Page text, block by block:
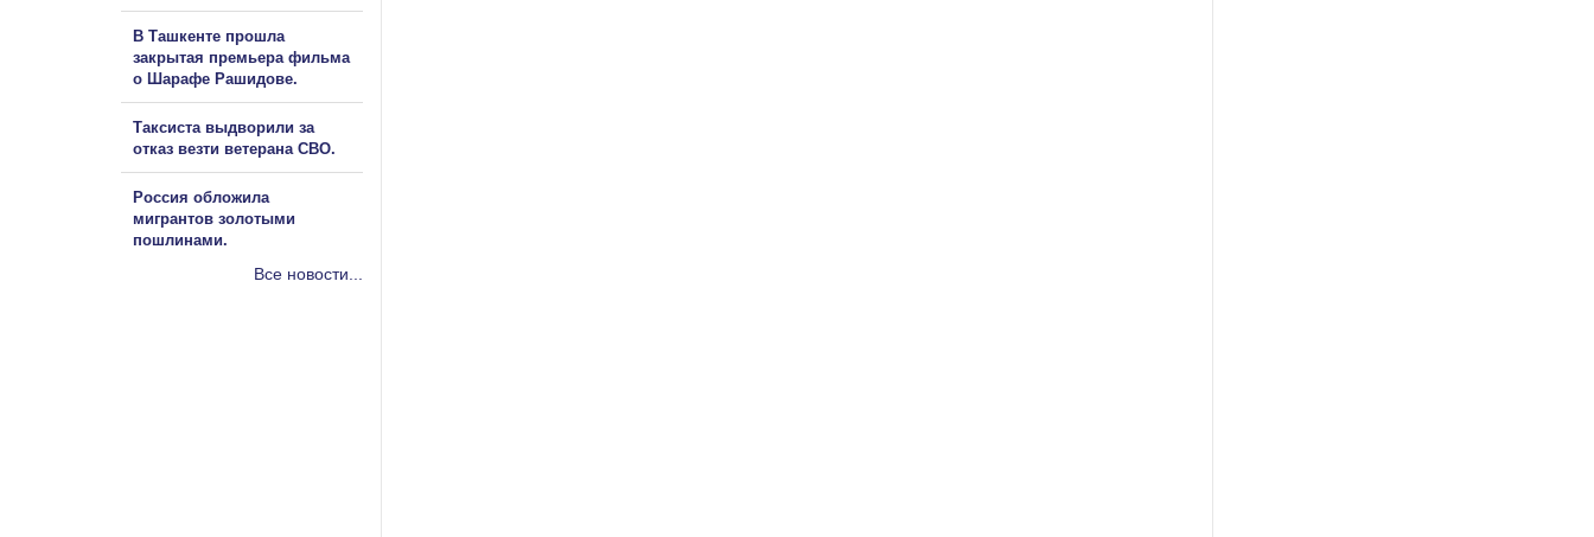
В Ташкенте прошла
закрытая премьера фильма
о Шарафе Рашидове.
Таксиста выдворили за
отказ везти ветерана СВО.
Россия обложила
мигрантов золотыми
пошлинами.
Все новости...